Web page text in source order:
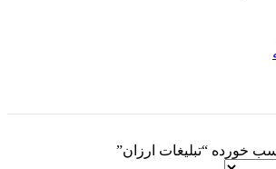
خورده “تبلیغات ارزان”